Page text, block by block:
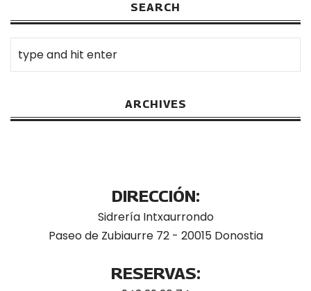
SEARCH
ARCHIVES
DIRECCIÓN:
Sidrería Intxaurrondo
Paseo de Zubiaurre 72 - 20015 Donostia
RESERVAS: